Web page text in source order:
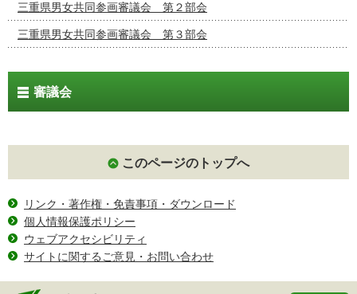
三重県男女共同参画審議会 第２部会
三重県男女共同参画審議会 第３部会
審議会
このページのトップへ
リンク・著作権・免責事項・ダウンロード
個人情報保護ポリシー
ウェブアクセシビリティ
サイトに関するご意見・お問い合わせ